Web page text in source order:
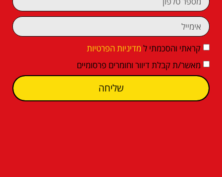
קראתי והסכמתי ל מדיניות הפרטיות
מאשר/ת קבלת דיוור וחומרים פרסומיים
שליחה